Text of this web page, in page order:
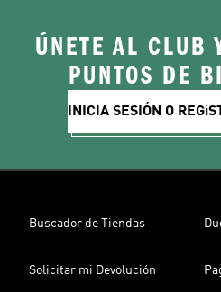
ÚNETE AL CLUB
PUNTOS DE
INICIA SESIÓN O
Buscador de Tiendas
Solicitar mi Devolución